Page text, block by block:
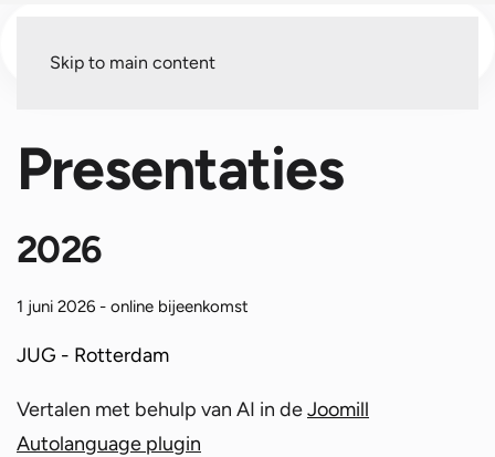
Skip to main content
Presentaties
2026
1 juni 2026 - online bijeenkomst
JUG - Rotterdam
Vertalen met behulp van AI in deJoomill
Autolanguage plugin